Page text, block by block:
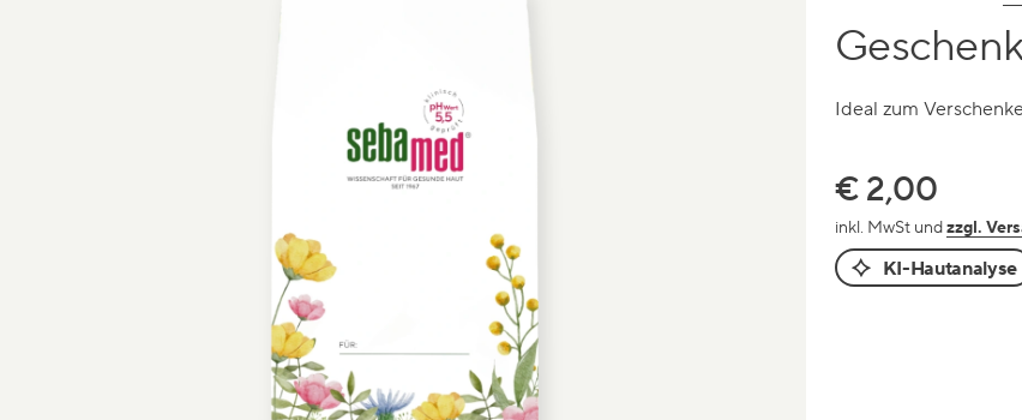
KI-Hautanalyse
Ideal zum
Preis
€ 2,00
inkl. MwSt undzzgl.